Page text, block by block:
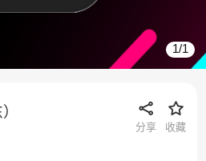
1/1
分享 收藏